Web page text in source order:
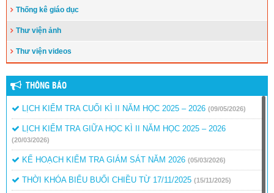
vụ trọng tâm năm học 2023-2024
Trao 20 suất quà cho học sinh có hoàn cảnh khó khăn trước thềm
năm học mới
Toà án nhân dân tỉnh Kiên Giang tặng Quỹ khuyến học huyện Vĩnh
Đẩy nhanh tiến độ thi công “Công trình xây nhà khuyến học năm
ở(10/08/2023)
Thống kê giáo dục
Thư viện ảnh
Thư viện videos
THÔNG BÁO
LỊCH KIỂM TRA CUỐI KÌ II NĂM HỌC 2025 – 2026 (09/05/2026)
LỊCH KIỂM TRA GIỮA HỌC KÌ II NĂM HỌC 2025 – 2026
(20/03/2026)
KẾ HOẠCH KIỂM TRA GIÁM SÁT NĂM 2026 (05/03/2026)
THỜI KHÓA BIỂU BUỔI CHIỀU TỪ 17/11/2025 (15/11/2025)